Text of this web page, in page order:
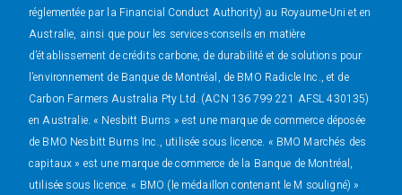
réglementée par la Financial Conduct Authority) au Royaume-Uni et en
Australie, ainsi que pour les services-conseils en matière
d’établissement de crédits carbone, de durabilité et de solutions pour
l’environnement de Banque de Montréal, de BMO Radicle Inc., et de
Carbon Farmers Australia Pty Ltd. (ACN 136 799 221 AFSL 430135)
en Australie. « Nesbitt Burns » est une marque de commerce déposée
de BMO Nesbitt Burns Inc., utilisée sous licence. « BMO Marchés des
capitaux » est une marque de commerce de la Banque de Montréal,
utilisée sous licence. « BMO (le médaillon contenant le M souligné) »